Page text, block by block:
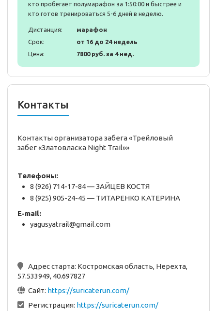
кто пробегает полумарафон за 1:50:00 и быстрее и
кто готов тренироваться 5-6 дней в неделю.
Дистанция:
марафон
Срок:
от 16 до 24 недель
Цена:
7800 руб. за 4 нед.
Контакты
Контакты организатора забега «Трейловый
забег «Златовласка Night Trail»»
Телефоны:
8 (926) 714-17-84 — ЗАЙЦЕВ КОСТЯ
8 (925) 905-24-45 — ТИТАРЕНКО КАТЕРИНА
E-mail:
yagusyatrail@gmail.com
Адрес старта: Костромская область, Нерехта,
57.533949, 40.697827
Сайт: https://suricaterun.com/
Регистрация: https://suricaterun.com/